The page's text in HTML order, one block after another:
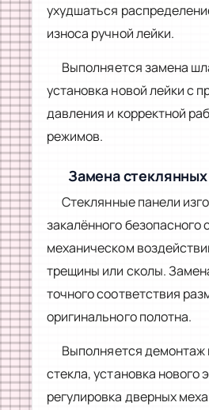
ухудшаться
износа ручной лейки.
Выполняется замена
установка новой лейки с
давления и корректной
режимов.
Замена
Стеклянные панели
закалённого безопасного
механическом
трещины или сколы.
точного соответствия
оригинального полотна.
Выполняется демонтаж
стекла, установка нового
регулировка дверных